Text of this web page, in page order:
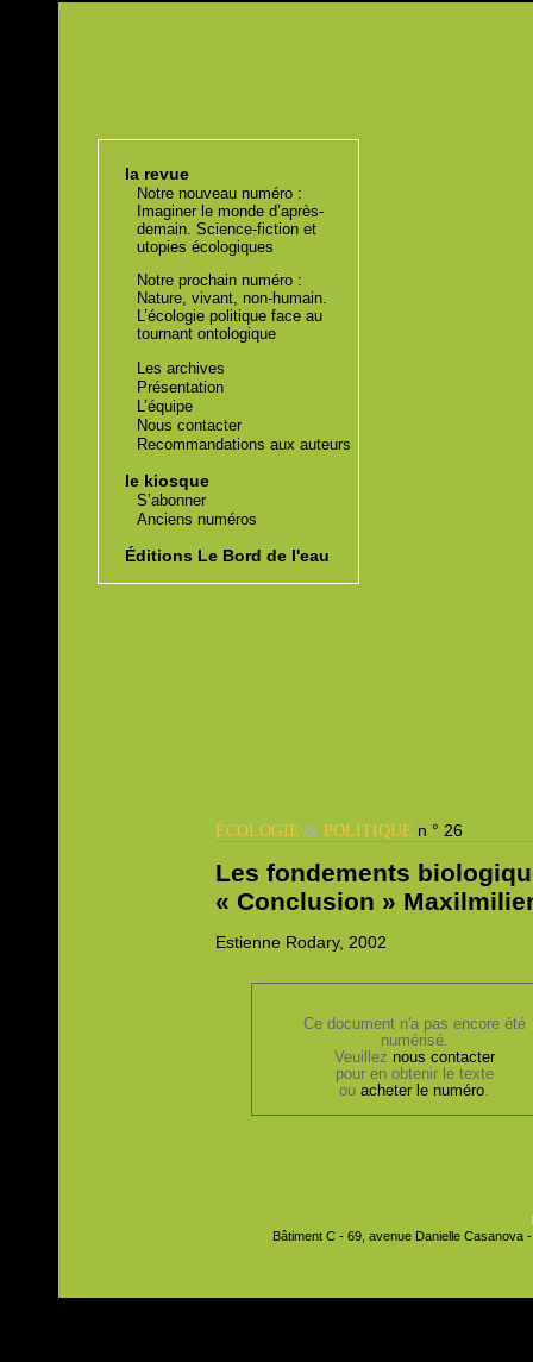
la revue
Notre nouveau numéro :
Imaginer le monde d’après-
demain. Science-fiction et
utopies écologiques
Notre prochain numéro :
Nature, vivant, non-humain.
L’écologie politique face au
tournant ontologique
Les archives
Présentation
L’équipe
Nous contacter
Recommandations aux auteurs
le kiosque
S’abonner
Anciens numéros
Éditions Le Bord de l'eau
ÉCOLOGIE& POLITIQUE n ° 26
Les fondements
« Conclusion »
Estienne Rodary, 2002
Ce document n'a pas encore été
numérisé.
Veuillez nous contacter
pour en obtenir le texte
ouacheter le numéro.
Bâtiment C - 69, avenue Danielle